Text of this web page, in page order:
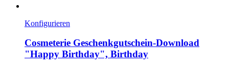
Konfigurieren
Cosmeterie Geschenkgutschein-​Download
"Happy Birthday", Birthday